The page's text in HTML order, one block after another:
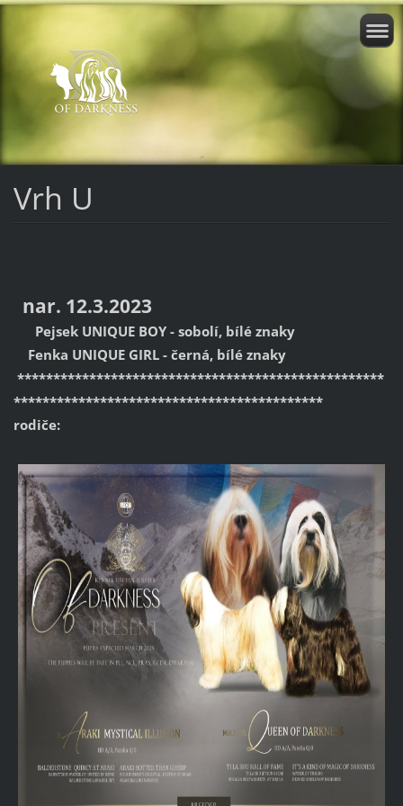
Vrh U
nar. 12.3.2023
Pejsek UNIQUE BOY - sobolí, bílé znaky
Fenka UNIQUE GIRL - černá, bílé znaky
***************************************************
*******************************************
rodiče: